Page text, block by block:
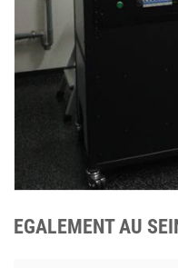
EGALEMENT AU